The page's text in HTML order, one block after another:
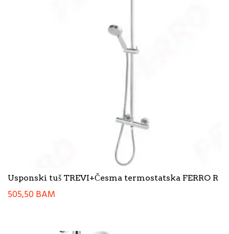
Usponski tuš TREVI+Česma termostatska FERRO R
505,50BAM